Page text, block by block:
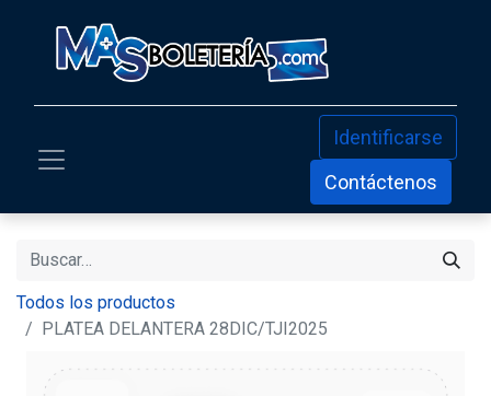
Identificarse
Contáctenos
Todos los productos
PLATEA DELANTERA 28DIC/TJI2025